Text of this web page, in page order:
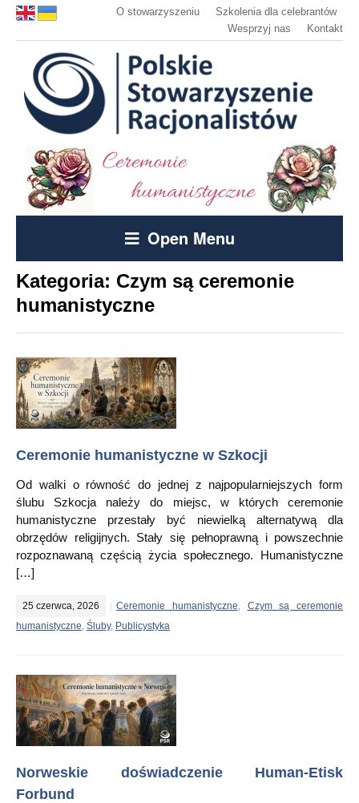
O stowarzyszeniu
Szkolenia dla celebrantów
Wesprzyj nas
Kontakt
Open Menu
Kategoria: Czym są ceremonie
humanistyczne
Ceremonie humanistyczne w Szkocji
Od walki o równość do jednej z najpopularniejszych form
ślubu Szkocja należy do miejsc, w których ceremonie
humanistyczne przestały być niewielką alternatywą dla
obrzędów religijnych. Stały się pełnoprawną i powszechnie
rozpoznawaną częścią życia społecznego. Humanistyczne
[…]
25 czerwca, 2026 Ceremonie humanistyczne
Czym są ceremonie
humanistyczne Śluby, Publicystyka
Norweskie doświadczenie Human-Etisk
Forbund